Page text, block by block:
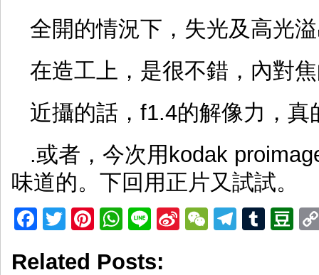
全開的情況下，失光及高光
在造工上，是很不錯，內對
近攝的話，f1.4的解像力，真
.或者，今次用kodak
味道的。下回用正片又試試。
Facebook
TwitterPinterest
WhatsApp
LineSinaWeChat
Related Posts: